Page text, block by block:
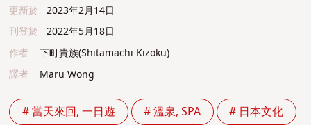
更新於
2023年2月14日
刊登於
2022年5月18日
作者
下町貴族(Shitamachi Kizoku)
譯者
Maru Wong
# 當天來回, 一日遊 # 溫泉, SPA # 日本文化